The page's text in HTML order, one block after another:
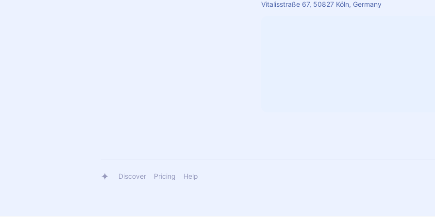
Vitalisstraße 67, 50827 Köln, Germany
Discover Pricing Help